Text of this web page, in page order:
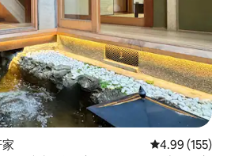
レビュー155
4.99 (155)